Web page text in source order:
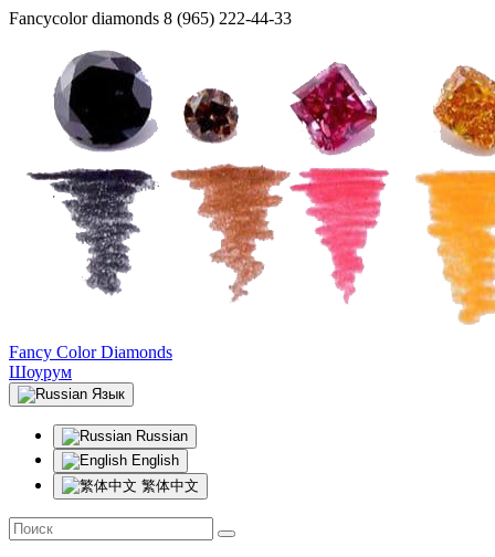
Fancycolor diamonds 8 (965) 222-44-33
Fancy Color Diamonds
Шоурум
Язык
Russian
English
繁体中文